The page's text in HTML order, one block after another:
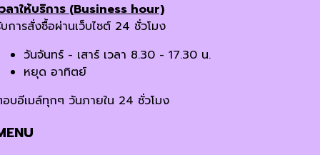
ลาให้บริการ (Business hour)
การสั่งซื้อผ่านเว็บไซต์ 24 ชั่วโมง
วันจันทร์ - เสาร์ เวลา 8.30 - 17.30 น.
หยุด อาทิตย์
บอีเมล์ทุกๆ วันภายใน 24 ชั่วโมง